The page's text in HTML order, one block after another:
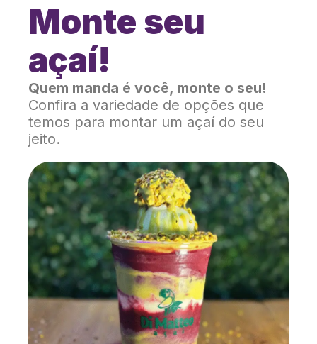
Monte seu
açaí!
Quem manda é você, monte o seu!
Confira a variedade de opções que
temos para montar um açaí do seu
jeito.